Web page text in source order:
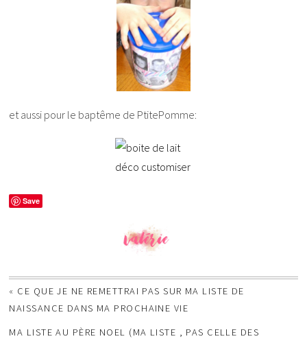
et aussi pour le baptême de PtitePomme:
Save
« CE QUE JE NE REMETTRAI PAS SUR MA LISTE DE
NAISSANCE DANS MA PROCHAINE VIE
MA LISTE AU PÈRE NOEL (MA LISTE , PAS CELLE DES